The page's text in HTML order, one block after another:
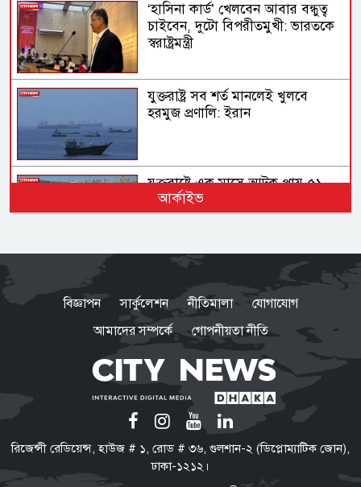
‘হাসিনা কার্ড’ খেলবেন আবার বন্ধুত্ব
চাইবেন, দুটো বিপরীতমুখী: ভারতকে
স্বরাষ্ট্রমন্ত্রী
যুক্তরাষ্ট্র সব শর্ত মানলেই খুলবে
হরমুজ প্রণালি: ইরান
যুক্তরাষ্ট্রে এক মাসে আটক প্রায় ৫১
হাজার অভিবাসী
ফোনবুকের সূত্র ধরে আসাদের
গোয়েন্দাপ্রধানের সন্ধান মিলল
মস্কোতে
গণঅভ্যুত্থান কোনো আকস্মিক ঘটনা
নয়, ১৭ বছরের আন্দোলনের ফসল:
আর্কাইভ
বিজ্ঞাপন সার্কুলেশন নীতিমালা
যোগাযোগ
আমাদের সম্পর্কে
গোপনীয়তা নীতি
রিজেন্সী রেডিয়েন্স, হাউজ # ১, রোড # ৩৬, গুলশান-২ (ডিপ্লোম্যাটিক জোন),
ঢাকা-১২১২।